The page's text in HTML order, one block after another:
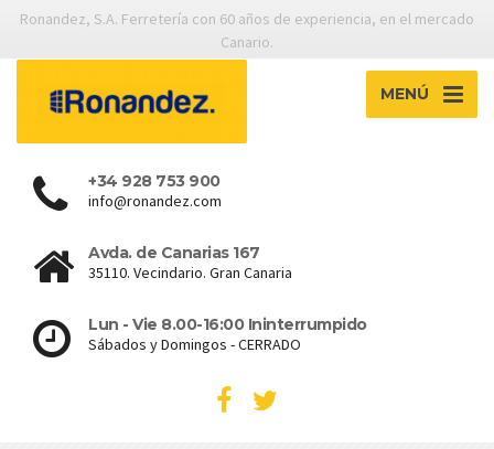
Ronandez, S.A. Ferretería con 60 años de experiencia, en el mercado
Canario.
MENÚ
+34 928 753 900
info@ronandez.com
Avda. de Canarias 167
35110. Vecindario. Gran Canaria
Lun - Vie 8.00-16:00 Ininterrumpido
Sábados y Domingos - CERRADO